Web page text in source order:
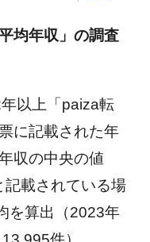
均年収」の調査
以上「paiza転
に記載された年
収の中央の値
記載されている場
を算出（2023年